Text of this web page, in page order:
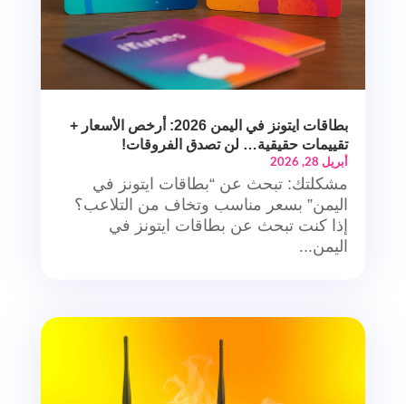
بطاقات ايتونز في اليمن 2026: أرخص الأسعار +
تقييمات حقيقية… لن تصدق الفروقات!
أبريل 28, 2026
مشكلتك: تبحث عن “بطاقات ايتونز في
اليمن” بسعر مناسب وتخاف من التلاعب؟
إذا كنت تبحث عن بطاقات ايتونز في
اليمن...